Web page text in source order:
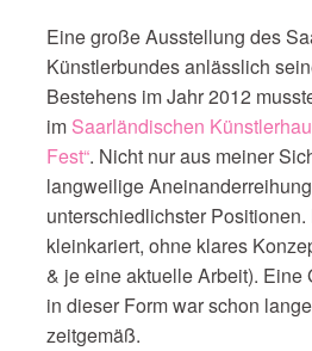
Eine große Ausstellung des
Künstlerbundes anlässlich
Bestehens im Jahr 2012
im Saarländischen
Fest“. Nicht nur aus meiner
langweilige
unterschiedlichster Positionen.
kleinkariert, ohne klares
& je eine aktuelle Arbeit). Eine
in dieser Form war schon
zeitgemäß.